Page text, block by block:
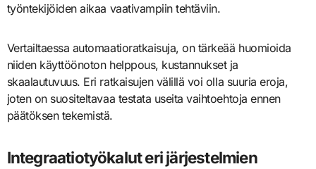
työntekijöiden aikaa vaativampiin tehtäviin.
Vertailtaessa automaatioratkaisuja, on tärkeää huomioida
niiden käyttöönoton helppous, kustannukset ja
skaalautuvuus. Eri ratkaisujen välillä voi olla suuria eroja,
joten on suositeltavaa testata useita vaihtoehtoja ennen
päätöksen tekemistä.
Integraatiotyökalut eri järjestelmien